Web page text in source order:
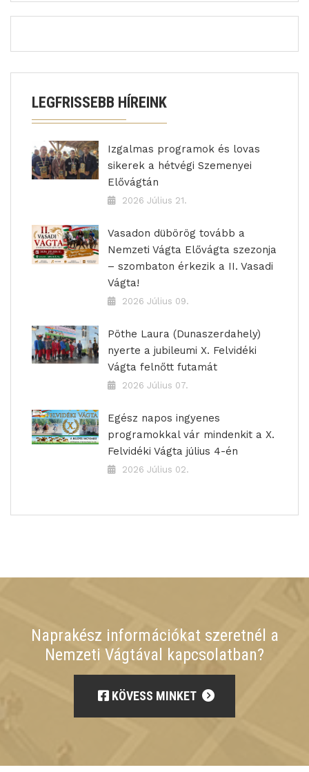
LEGFRISSEBB HÍREINK
Izgalmas programok és lovas
sikerek a hétvégi Szemenyei
Elővágtán
2026 Július 21.
Vasadon dübörög tovább a
Nemzeti Vágta Elővágta szezonja
– szombaton érkezik a II. Vasadi
Vágta!
2026 Július 09.
Pöthe Laura (Dunaszerdahely)
nyerte a jubileumi X. Felvidéki
Vágta felnőtt futamát
2026 Július 07.
Egész napos ingyenes
programokkal vár mindenkit a X.
Felvidéki Vágta július 4-én
2026 Július 02.
Naprakész információkat szeretnél a
Nemzeti Vágtával kapcsolatban?
KÖVESS MINKET